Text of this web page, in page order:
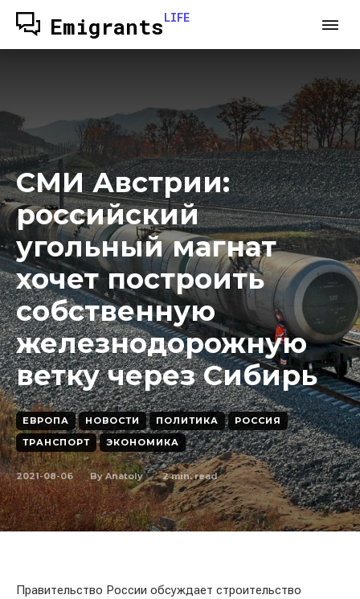
EmigrantsLIFE
СМИ Австрии:
российский
угольный магнат
хочет построить
собственную
железнодорожную
ветку через Сибирь
ЕВРОПА НОВОСТИ ПОЛИТИКА
РОССИЯ
ТРАНСПОРТ
ЭКОНОМИКА
2021-08-06 By Anatoly 2min. read
Правительство России обсуждает строительство